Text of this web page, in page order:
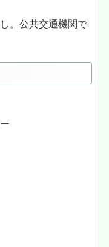
。公共交通機関で